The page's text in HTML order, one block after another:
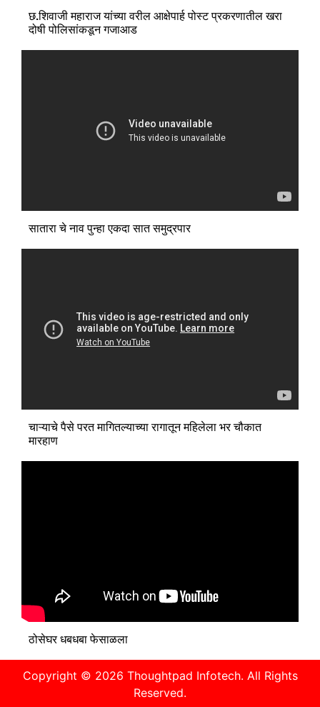
छ.शिवाजी महाराज यांच्या वरील आक्षेपार्ह पोस्ट प्रकरणातील खरा
दोषी पोलिसांकडून गजाआड
सातारा चे नाव पुन्हा एकदा सात समुद्रपार
चाऱ्याचे पैसे परत मागितल्याच्या रागातून महिलेला भर चौकात
मारहाण
ठोसेघर धबधबा फेसाळला
Copyright © 2026 Thoughtpad Infotech. All Rights
Reserved.